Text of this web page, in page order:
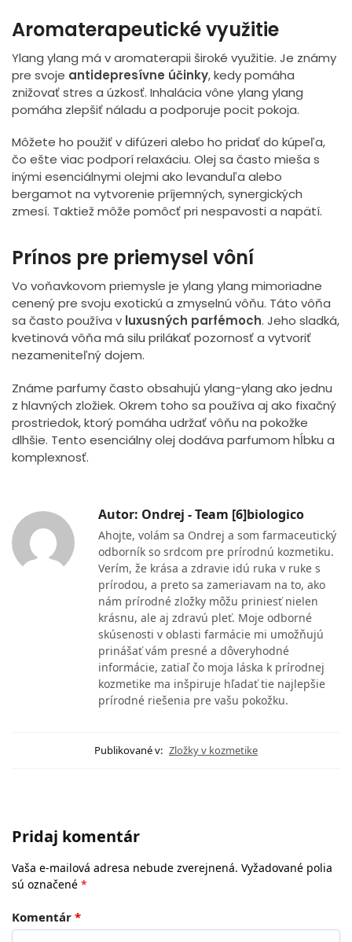
Aromaterapeutické využitie
Ylang ylang má v aromaterapii široké využitie. Je známy
pre svoje antidepresívne účinky, kedy pomáha
znižovať stres a úzkosť. Inhalácia vône ylang ylang
pomáha zlepšiť náladu a podporuje pocit pokoja.
Môžete ho použiť v difúzeri alebo ho pridať do kúpeľa,
čo ešte viac podporí relaxáciu. Olej sa často mieša s
inými esenciálnymi olejmi ako levanduľa alebo
bergamot na vytvorenie príjemných, synergických
zmesí. Taktiež môže pomôcť pri nespavosti a napätí.
Prínos pre priemysel vôní
Vo voňavkovom priemysle je ylang ylang mimoriadne
cenený pre svoju exotickú a zmyselnú vôňu. Táto vôňa
sa často používa v luxusných parfémoch. Jeho sladká,
kvetinová vôňa má silu prilákať pozornosť a vytvoriť
nezameniteľný dojem.
Známe parfumy často obsahujú ylang-ylang ako jednu
z hlavných zložiek. Okrem toho sa používa aj ako fixačný
prostriedok, ktorý pomáha udržať vôňu na pokožke
dlhšie. Tento esenciálny olej dodáva parfumom hĺbku a
komplexnosť.
Autor: Ondrej - Team [6]biologico
Ahojte, volám sa Ondrej a som farmaceutický
odborník so srdcom pre prírodnú kozmetiku.
Verím, že krása a zdravie idú ruka v ruke s
prírodou, a preto sa zameriavam na to, ako
nám prírodné zložky môžu priniesť nielen
krásnu, ale aj zdravú pleť. Moje odborné
skúsenosti v oblasti farmácie mi umožňujú
prinášať vám presné a dôveryhodné
informácie, zatiaľ čo moja láska k prírodnej
kozmetike ma inšpiruje hľadať tie najlepšie
prírodné riešenia pre vašu pokožku.
Publikované v: Zložky v kozmetike
Pridaj komentár
Vaša e-mailová adresa nebude zverejnená. Vyžadované polia
sú označené *
Komentár *